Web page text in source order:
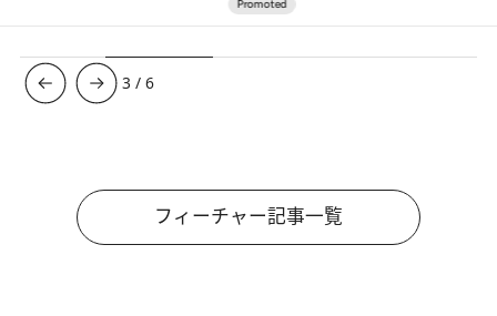
3 /6
フィーチャー記事一覧